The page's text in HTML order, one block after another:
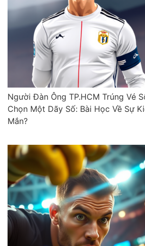
Người Đàn Ông TP.HCM Trúng Vé
Chọn Một Dãy Số: Bài Học Về Sự
Mắn?